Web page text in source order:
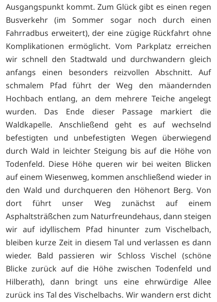
Ausgangspunkt kommt. Zum Glück gibt es einen regen
Busverkehr (im Sommer sogar noch durch einen
Fahrradbus erweitert), der eine zügige Rückfahrt ohne
Komplikationen ermöglicht. Vom Parkplatz erreichen
wir schnell den Stadtwald und durchwandern gleich
anfangs einen besonders reizvollen Abschnitt. Auf
schmalem Pfad führt der Weg den mäandernden
Hochbach entlang, an dem mehrere Teiche angelegt
wurden. Das Ende dieser Passage markiert die
Waldkapelle. Anschließend geht es auf wechselnd
befestigten und unbefestigten Wegen überwiegend
durch Wald in leichter Steigung bis auf die Höhe von
Todenfeld. Diese Höhe queren wir bei weiten Blicken
auf einem Wiesenweg, kommen anschließend wieder in
den Wald und durchqueren den Höhenort Berg. Von
dort führt unser Weg zunächst auf einem
Asphaltsträßchen zum Naturfreundehaus, dann steigen
wir auf idyllischem Pfad hinunter zum Vischelbach,
bleiben kurze Zeit in diesem Tal und verlassen es dann
wieder. Bald passieren wir Schloss Vischel (schöne
Blicke zurück auf die Höhe zwischen Todenfeld und
Hilberath), dann bringt uns eine ehrwürdige Allee
zurück ins Tal des Vischelbachs. Wir wandern erst dicht